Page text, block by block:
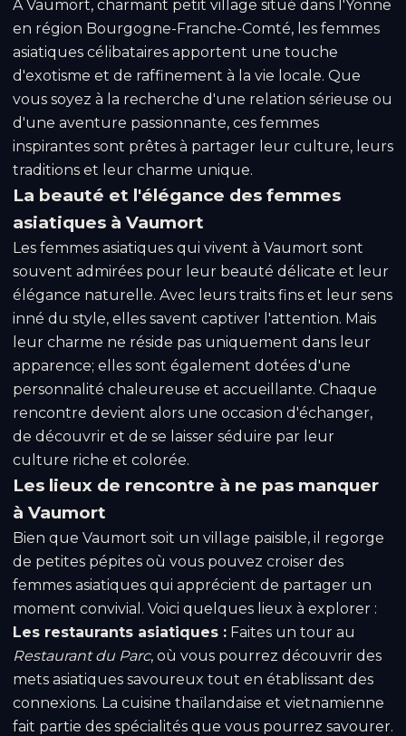
À Vaumort, charmant petit village situé dans l'Yonne
en région Bourgogne-Franche-Comté, les femmes
asiatiques célibataires apportent une touche
d'exotisme et de raffinement à la vie locale. Que
vous soyez à la recherche d'une relation sérieuse ou
d'une aventure passionnante, ces femmes
inspirantes sont prêtes à partager leur culture, leurs
traditions et leur charme unique.
La beauté et l'élégance des femmes
asiatiques à Vaumort
Les femmes asiatiques qui vivent à Vaumort sont
souvent admirées pour leur beauté délicate et leur
élégance naturelle. Avec leurs traits fins et leur sens
inné du style, elles savent captiver l'attention. Mais
leur charme ne réside pas uniquement dans leur
apparence; elles sont également dotées d'une
personnalité chaleureuse et accueillante. Chaque
rencontre devient alors une occasion d'échanger,
de découvrir et de se laisser séduire par leur
culture riche et colorée.
Les lieux de rencontre à ne pas manquer
à Vaumort
Bien que Vaumort soit un village paisible, il regorge
de petites pépites où vous pouvez croiser des
femmes asiatiques qui apprécient de partager un
moment convivial. Voici quelques lieux à explorer :
Les restaurants asiatiques : Faites un tour au
Restaurant du Parc, où vous pourrez découvrir des
mets asiatiques savoureux tout en établissant des
connexions. La cuisine thaïlandaise et vietnamienne
fait partie des spécialités que vous pourrez savourer.